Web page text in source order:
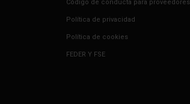
Código de conducta para proveedores
Política de privacidad
Política de cookies
FEDER Y FSE